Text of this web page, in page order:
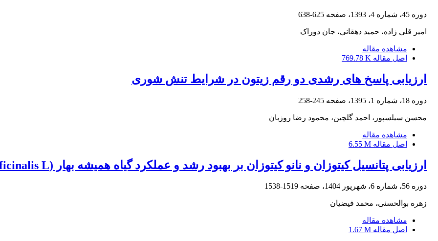
دوره 45، شماره 4، 1393، صفحه 625-638
امیر قلی زاده، حمید دهقانی، جان دوراک
مشاهده مقاله
اصل مقاله 769.78 K
ارزیابی پاسخ های رشدی دو رقم زیتون در شرایط تنش شوری
دوره 18، شماره 1، 1395، صفحه 245-258
محسن سیلسپور، احمد گلچین، محمود رضا روزبان
مشاهده مقاله
اصل مقاله 6.55 M
ارزیابی پتانسیل کیتوزان و نانو کیتوزان بر بهبود رشد و عملکرد گیاه همیشه بهار (Calendula Officinalis L.) در شرایط تنش شوری
دوره 56، شماره 6، شهریور 1404، صفحه 1519-1538
زهره بوالحسنی، محمد فیضیان
مشاهده مقاله
اصل مقاله 1.67 M